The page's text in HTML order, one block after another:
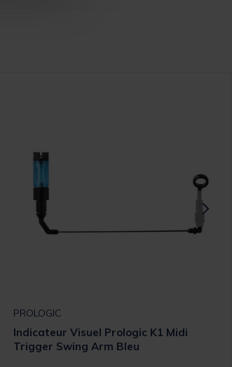
PROLOGIC
Indicateur Visuel Prologic K1 Midi
Trigger Swing Arm Bleu